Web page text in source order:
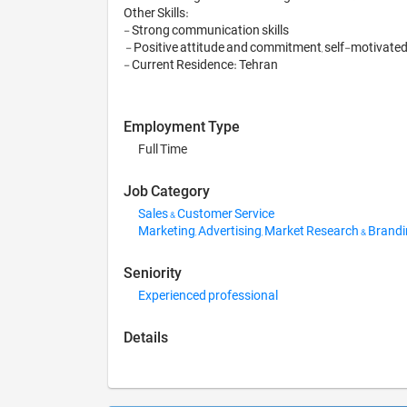
Other Skills:
- Strong communication skills
Employment Type
Full Time
Job Category
Sales & Customer Service
Marketing, Advertising, Market Research &
Seniority
Experienced professional
Details